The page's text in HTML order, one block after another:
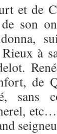
et de
son
à
de
sans